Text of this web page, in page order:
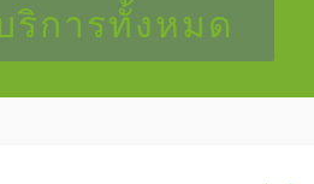
ริการทั้งหมด